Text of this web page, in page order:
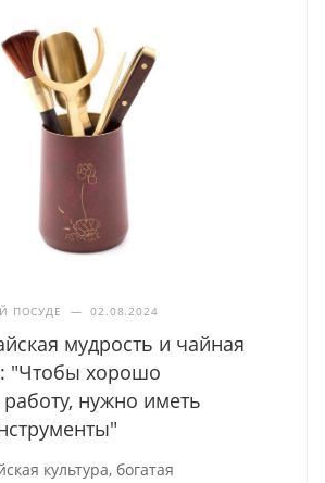
ПОСУДЕ — 02.08.2024
мудрость и чайная
"Чтобы хорошо
нужно иметь
культура, богатая